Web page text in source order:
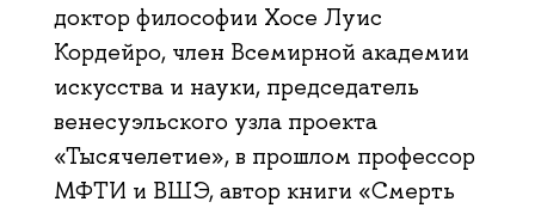
доктор философии Хосе Луис
Кордейро, член Всемирной академии
искусства и науки, председатель
венесуэльского узла проекта
«Тысячелетие», в прошлом профессор
МФТИ и ВШЭ, автор книги «Смерть